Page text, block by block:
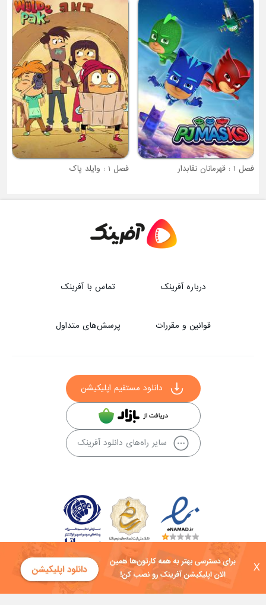
X
فصل 1 : وایلد پاک
درباره آفرینک تماس با آفرینک
قوانین و مقررات پرسش‌های متداول
دانلود مستقیم اپلیکیشن
سایر راه‌های دانلود آفرینک
کلیه حقوق این سایت به شرکت توسعه فناوی هفت آسمان توکان تعلق دارد و